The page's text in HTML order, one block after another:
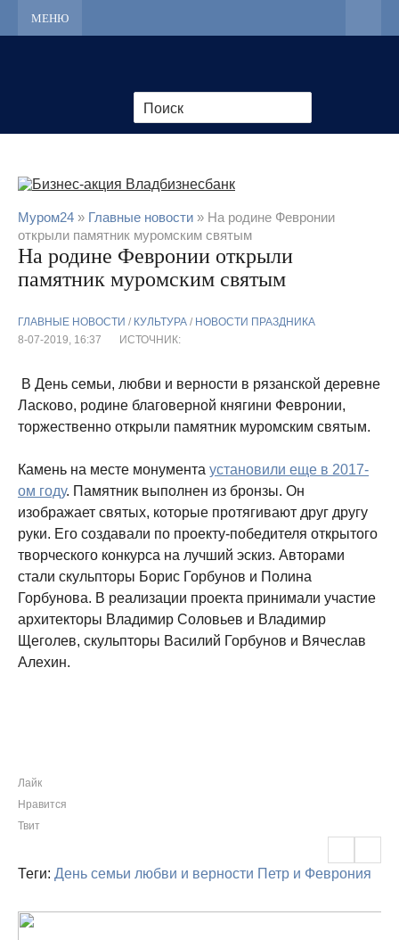
МЕНЮ
Муром24 » Главные новости » На родине Февронии
открыли памятник муромским святым
На родине Февронии открыли
памятник муромским святым
ГЛАВНЫЕ НОВОСТИ / КУЛЬТУРА / НОВОСТИ ПРАЗДНИКА
8-07-2019, 16:37
ИСТОЧНИК:
В День семьи, любви и верности в рязанской деревне
Ласково, родине благоверной княгини Февронии,
торжественно открыли памятник муромским святым.
Камень на месте монумента установили еще в 2017-
ом году. Памятник выполнен из бронзы. Он
изображает святых, которые протягивают друг другу
руки. Его создавали по проекту-победителя открытого
творческого конкурса на лучший эскиз. Авторами
стали скульпторы Борис Горбунов и Полина
Горбунова. В реализации проекта принимали участие
архитекторы Владимир Соловьев и Владимир
Щеголев, скульпторы Василий Горбунов и Вячеслав
Алехин.
Лайк
Нравится
Твит
Теги: День семьи любви и верности Петр и Феврония